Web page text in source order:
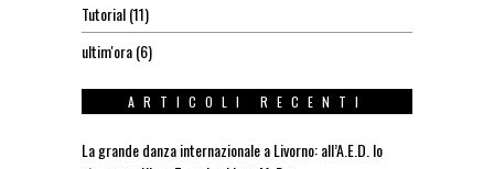
Tutorial(11)
ultim'ora(6)
ARTICOLI RECENTI
La grande danza internazionale a Livorno: all’A.E.D. lo